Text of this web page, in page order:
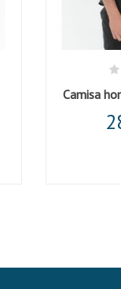
Camisa